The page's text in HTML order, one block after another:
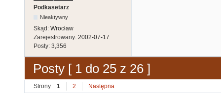
Podkasetarz
Nieaktywny
Skąd: Wrocław
Zarejestrowany: 2002-07-17
Posty: 3,356
Posty [ 1 do 25 z 26 ]
Strony 1 2 Następna